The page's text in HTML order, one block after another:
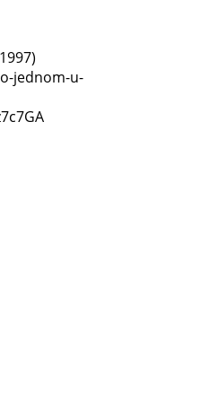
jednom-u-